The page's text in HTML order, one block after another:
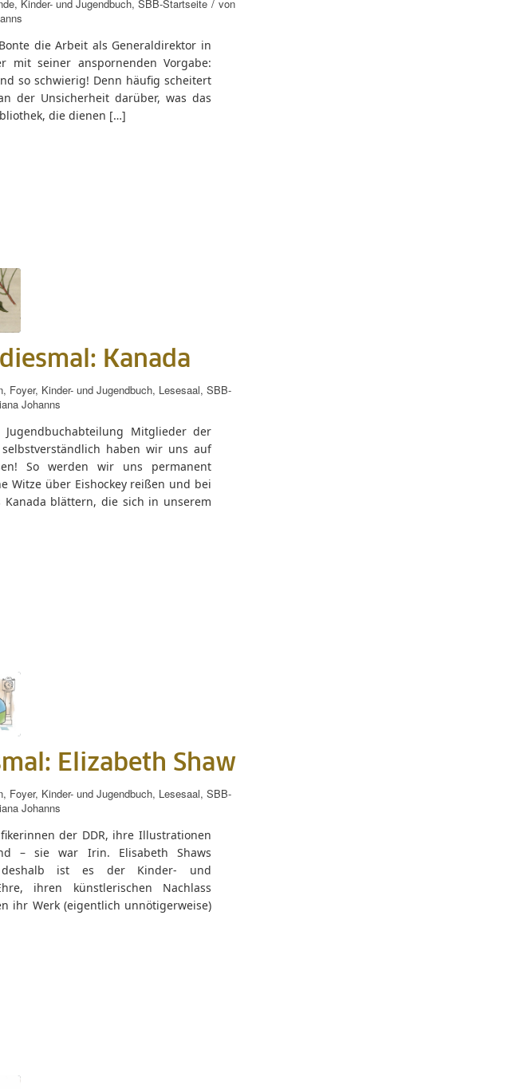
, Kinder- und Jugendbuch, SBB-Startseite
von
die Arbeit als Generaldirektor in
mit seiner anspornenden Vorgabe:
so schwierig! Denn häufig scheitert
der Unsicherheit darüber, was das
die dienen […]
Kanada
, Foyer, Kinder- und Jugendbuch, Lesesaal, SBB-
Johanns
Mitglieder der
haben wir uns auf
So werden wir uns permanent
Witze über Eishockey reißen und bei
blättern, die sich in unserem
Elizabeth Shaw
, Foyer, Kinder- und Jugendbuch, Lesesaal, SBB-
Johanns
der DDR, ihre Illustrationen
– sie war Irin. Elisabeth Shaws
deshalb ist es der Kinder- und
ihren künstlerischen Nachlass
ihr Werk (eigentlich unnötigerweise)